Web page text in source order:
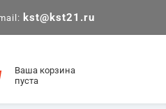
kst@kst21.ru
Ваша корзина
пуста